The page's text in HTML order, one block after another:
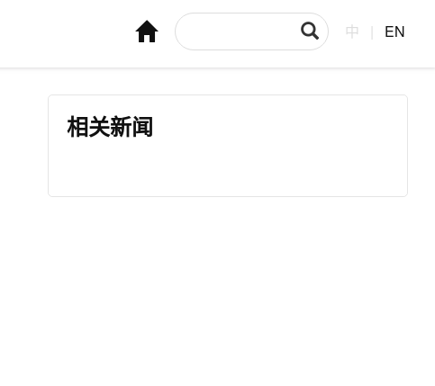
中 EN
相关新闻